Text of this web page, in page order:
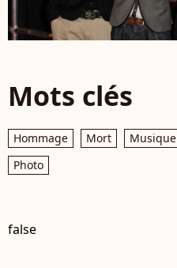
Mots clés
Hommage Mort Musique
Photo
false